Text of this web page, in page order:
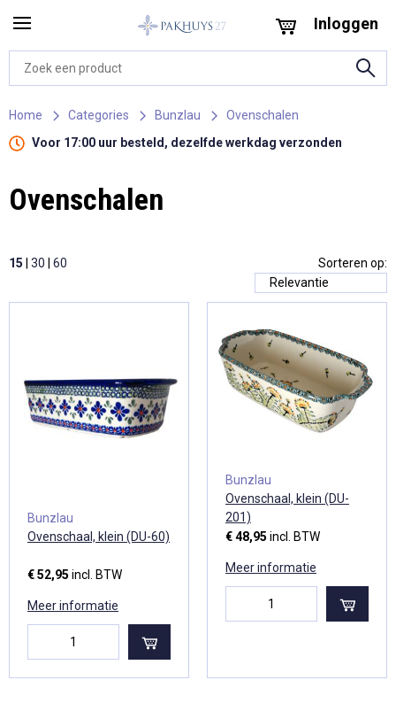
Inloggen
Home Categories Bunzlau
Ovenschalen
Voor 17:00 uur besteld, dezelfde werkdag verzonden
Ovenschalen
15 30 60 Sorteren op:
Bunzlau
Ovenschaal, klein (DU-60)
€ 52,95 incl. BTW
Meer informatie
Bunzlau
Ovenschaal, klein (DU-
201)
€ 48,95 incl. BTW
Meer informatie